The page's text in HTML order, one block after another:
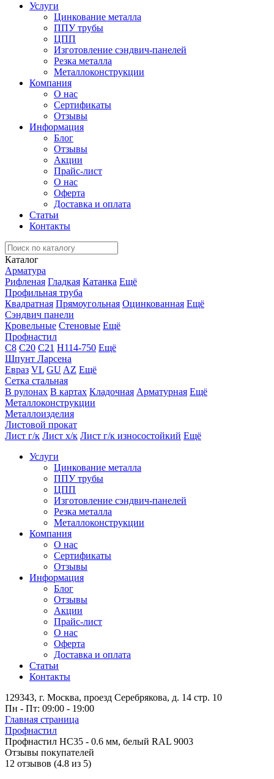
Услуги
Цинкование металла
ППУ трубы
ЦПП
Изготовление сэндвич-панелей
Резка металла
Металлоконструкции
Компания
О нас
Сертификаты
Отзывы
Информация
Блог
Отзывы
Акции
Прайс-лист
О нас
Оферта
Доставка и оплата
Статьи
Контакты
Каталог
Арматура
Рифленая Гладкая Катанка Ещё
Профильная труба
Квадратная Прямоугольная Оцинкованная Ещё
Сэндвич панели
Кровельные Стеновые Ещё
Профнастил
С8 С20 С21 Н114-750 Ещё
Шпунт Ларсена
Евраз VL GU AZ Ещё
Сетка стальная
В рулонах В картах Кладочная Арматурная Ещё
Металлоконструкции
Металлоизделия
Листовой прокат
Лист г/к Лист х/к Лист г/к износостойкий Ещё
Услуги
Цинкование металла
ППУ трубы
ЦПП
Изготовление сэндвич-панелей
Резка металла
Металлоконструкции
Компания
О нас
Сертификаты
Отзывы
Информация
Блог
Отзывы
Акции
Прайс-лист
О нас
Оферта
Доставка и оплата
Статьи
Контакты
129343, г. Москва, проезд Серебрякова, д. 14 стр. 10
Пн - Пт: 09:00 - 19:00
Главная страница
Профнастил
Профнастил НС35 - 0.6 мм, белый RAL 9003
Отзывы покупателей
12 отзывов (4.8 из 5)